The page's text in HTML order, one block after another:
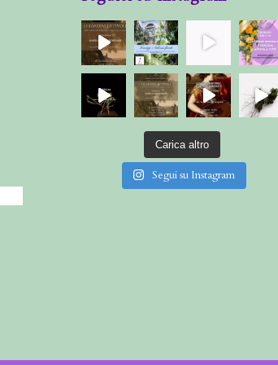
Carica altro
Segui su Instagram